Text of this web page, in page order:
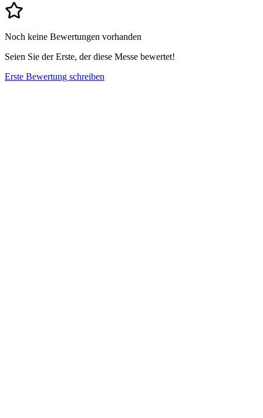
Noch keine Bewertungen vorhanden
Seien Sie der Erste, der diese Messe bewertet!
Erste Bewertung schreiben